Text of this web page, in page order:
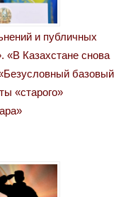
и публичных
«В Казахстане снова
базовый
«старого»